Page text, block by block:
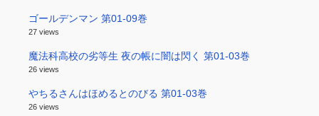
ゴールデンマン 第01-09巻
27 views
魔法科高校の劣等生 夜の帳に闇は閃く 第01-03巻
26 views
やちるさんはほめるとのびる 第01-03巻
26 views